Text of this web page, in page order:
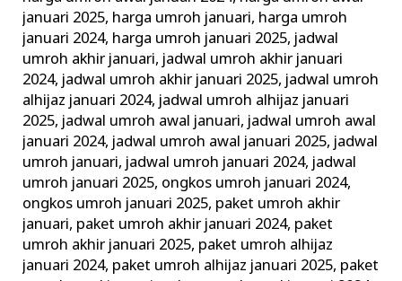
januari 2025, harga umroh januari, harga umroh
januari 2024, harga umroh januari 2025, jadwal
umroh akhir januari, jadwal umroh akhir januari
2024, jadwal umroh akhir januari 2025, jadwal umroh
alhijaz januari 2024, jadwal umroh alhijaz januari
2025, jadwal umroh awal januari, jadwal umroh awal
januari 2024, jadwal umroh awal januari 2025, jadwal
umroh januari, jadwal umroh januari 2024, jadwal
umroh januari 2025, ongkos umroh januari 2024,
ongkos umroh januari 2025, paket umroh akhir
januari, paket umroh akhir januari 2024, paket
umroh akhir januari 2025, paket umroh alhijaz
januari 2024, paket umroh alhijaz januari 2025, paket